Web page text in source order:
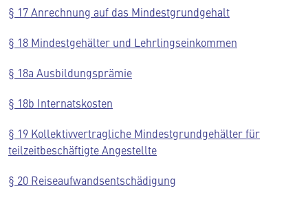
§ 17 Anrechnung auf das Mindestgrundgehalt
§ 18 Mindestgehälter und Lehrlingseinkommen
§ 18a Ausbildungsprämie
§ 18b Internatskosten
§ 19 Kollektivvertragliche Mindestgrundgehälter für
teilzeitbeschäftigte Angestellte
§ 20 Reiseaufwandsentschädigung